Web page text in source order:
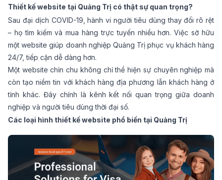
Thiết kế website tại Quảng Trị có thật sự quan trọng?
Sau đại dịch COVID-19, hành vi người tiêu dùng thay đổi rõ rệt
– họ tìm kiếm và mua hàng trực tuyến nhiều hơn. Việc sở hữu
một website giúp doanh nghiệp Quảng Trị phục vụ khách hàng
24/7, tiếp cận dễ dàng hơn.
Một website chỉn chu không chỉ thể hiện sự chuyên nghiệp mà
còn tạo niềm tin với khách hàng địa phương lẫn khách hàng ở
tỉnh khác. Đây chính là kênh kết nối quan trọng giữa doanh
nghiệp và người tiêu dùng thời đại số.
Các loại hình thiết kế website phổ biến tại Quảng Trị